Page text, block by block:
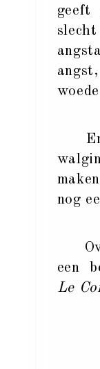
geeft
En
nog
een
Le